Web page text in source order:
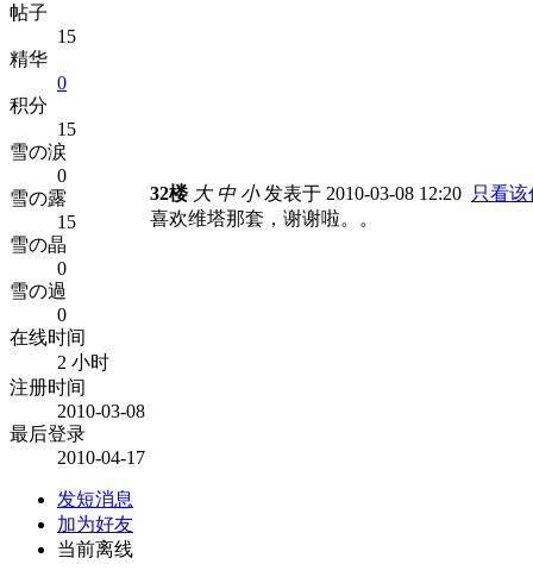
帖子
15
精华
0
积分
15
雪の涙
0
雪の露
15
雪の晶
0
雪の過
0
在线时间
2 小时
注册时间
2010-03-08
最后登录
2010-04-17
发短消息
加为好友
当前离线
32楼 大 中 小发表于 2010-03-08 12:20 只看该
喜欢维塔那套，谢谢啦。。